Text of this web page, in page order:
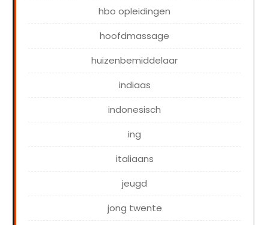
hbo opleidingen
hoofdmassage
huizenbemiddelaar
indiaas
indonesisch
ing
italiaans
jeugd
jong twente